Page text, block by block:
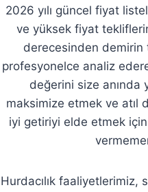
2026 yılı güncel fiyat
ve yüksek fiyat
derecesinden demirin
profesyonelce analiz
değerini size anında
maksimize etmek ve atıl
iyi getiriyi elde etmek
Hurdacılık